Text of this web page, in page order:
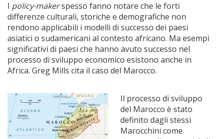
I policy-makerspesso fanno notare che le forti
differenze culturali, storiche e demografiche non
rendono applicabili i modelli di successo dei paesi
asiatici o sudamericani al contesto africano. Ma esempi
significativi di paesi che hanno avuto successo nel
processo di sviluppo economico esistono anche in
Africa. Greg Mills cita il caso del Marocco.
Il processo di sviluppo
del Marocco è stato
definito dagli stessi
Marocchini come